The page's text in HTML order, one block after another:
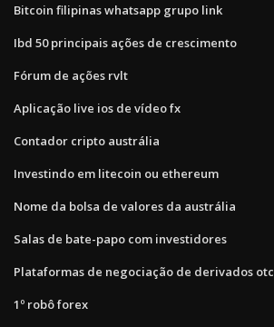
Bitcoin filipinas whatsapp grupo link
Ibd 50 principais ações de crescimento
Fórum de ações rvlt
Aplicação live ios de vídeo fx
Contador cripto austrália
Investindo em litecoin ou ethereum
Nome da bolsa de valores da austrália
Salas de bate-papo com investidores
Plataformas de negociação de derivados otc
1º robô forex